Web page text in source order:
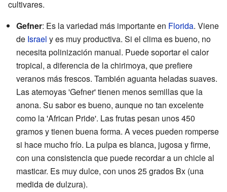
cultivares.
Gefner: Es la variedad más importante en Florida. Viene
de Israel y es muy productiva. Si el clima es bueno, no
necesita polinización manual. Puede soportar el calor
tropical, a diferencia de la chirimoya, que prefiere
veranos más frescos. También aguanta heladas suaves.
Las atemoyas 'Gefner' tienen menos semillas que la
anona. Su sabor es bueno, aunque no tan excelente
como la 'African Pride'. Las frutas pesan unos 450
gramos y tienen buena forma. A veces pueden romperse
si hace mucho frío. La pulpa es blanca, jugosa y firme,
con una consistencia que puede recordar a un chicle al
masticar. Es muy dulce, con unos 25 grados Bx (una
medida de dulzura).